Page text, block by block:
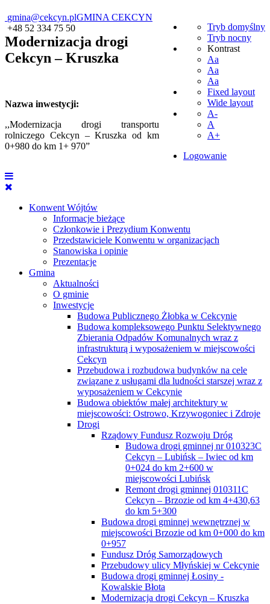
gmina@cekcyn.pl
+48 52 334 75 50
Tryb domyślny
Tryb nocny
Kontrast
Aa
Aa
Aa
Fixed layout
Wide layout
A-
A
A+
Logowanie
GMINA CEKCYN
Konwent Wójtów
Informacje bieżące
Członkowie i Prezydium Konwentu
Przedstawiciele Konwentu w organizacjach
Stanowiska i opinie
Prezentacje
Gmina
Aktualności
O gminie
Inwestycje
Budowa Publicznego Żłobka w Cekcynie
Budowa kompleksowego Punktu Selektywnego
Zbierania Odpadów Komunalnych wraz z
infrastrukturą i wyposażeniem w miejscowości
Cekcyn
Przebudowa i rozbudowa budynków na cele
związane z usługami dla ludności starszej wraz z
wyposażeniem w Cekcynie
Budowa obiektów małej architektury w
miejscowości: Ostrowo, Krzywogoniec i Zdroje
Drogi
Rządowy Fundusz Rozwoju Dróg
Budowa drogi gminnej nr 010323C
Cekcyn – Lubińsk – Iwiec od km
0+024 do km 2+600 w
miejscowości Lubińsk
Remont drogi gminnej 010311C
Cekcyn – Brzozie od km 4+430,63
do km 5+300
Budowa drogi gminnej wewnętrznej w
miejscowości Brzozie od km 0+000 do km
0+957
Fundusz Dróg Samorządowych
Przebudowy ulicy Młyńskiej w Cekcynie
Budowa drogi gminnej Łosiny -
Kowalskie Błota
Modernizacja drogi Cekcyn – Kruszka
Modernizacja drogi
Cekcyn – Kruszka
Nazwa inwestycji:
,,Modernizacja drogi transportu
rolniczego Cekcyn – Kruszka od km
0+980 do km 1+ 970”